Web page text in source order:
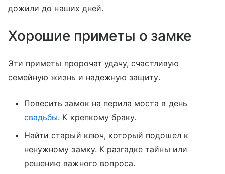
дожили до наших дней.
Хорошие приметы о замке
Эти приметы пророчат удачу, счастливую
семейную жизнь и надежную защиту.
Повесить замок на перила моста в день
свадьбы. К крепкому браку.
Найти старый ключ, который подошел к
ненужному замку. К разгадке тайны или
решению важного вопроса.